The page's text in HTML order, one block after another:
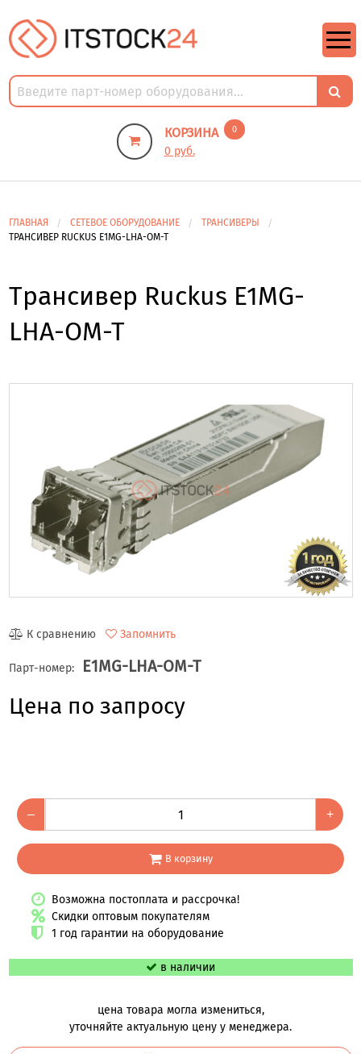
КОРЗИНА 0
0 руб.
ГЛАВНАЯ СЕТЕВОЕ ОБОРУДОВАНИЕ
ТРАНСИВЕРЫ
ТРАНСИВЕР RUCKUS E1MG-LHA-OM-T
Трансивер Ruckus E1MG-
LHA-OM-T
К сравнению Запомнить
Парт-номер: E1MG-LHA-OM-T
Цена по запросу
– +
В корзину
Возможна постоплата и рассрочка!
Скидки оптовым покупателям
1 год гарантии на оборудование
в наличии
цена товара могла измениться,
уточняйте актуальную цену у менеджера.